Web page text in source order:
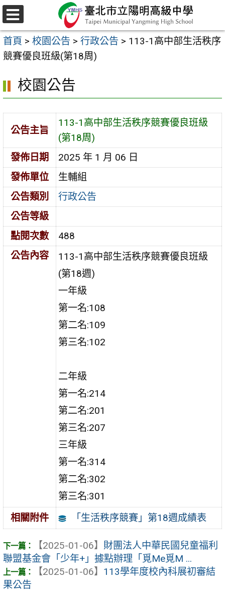
跳
至
主
要
容
區
選
單
首頁 > 校園公告 > 行政公告 > 113-1高中部生活秩序
競賽優良班級(第18周)
校園公告
公告主旨
113-1高中部生活秩序競賽優良班級
(第18周)
發佈日期
2025 年 1 月 06 日
發佈單位
生輔組
公告類別
行政公告
公告等級
點閱次數
488
公告內容
113-1高中部生活秩序競賽優良班級
(第18週)
一年級
第一名:108
第二名:109
第三名:102
二年級
第一名:214
第二名:201
第三名:207
三年級
第一名:314
第二名:302
第三名:301
相關附件
「生活秩序競賽」第18週成績表
【2025-01-06】 財團法人中華民國兒童福利
聯盟基金會「少年+」據點辦理「覓Me覓M ...
【2025-01-06】 113學年度校內科展初審結
果公告